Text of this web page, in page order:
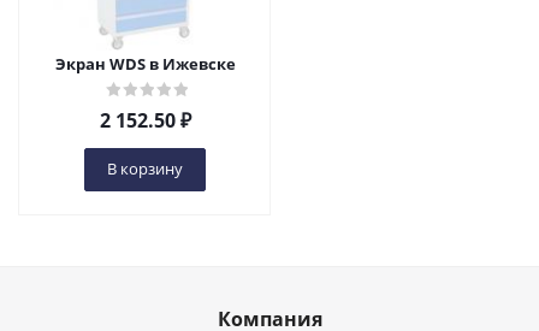
Экран WDS в Ижевске
2 152.50₽
В корзину
Компания